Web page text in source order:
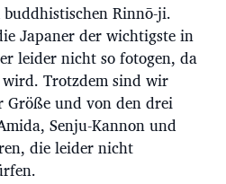
Rinnō-ji.
Japaner der wichtigste in
leider nicht so fotogen, da
Trotzdem sind wir
Größe und von den drei
Senju-Kannon und
die leider nicht